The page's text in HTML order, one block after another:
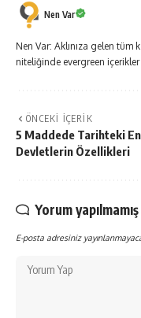
Nen Var
Nen Var: Aklınıza gelen tüm
niteliğinde evergreen
ÖNCEKI İÇERIK
5 Maddede Tarihteki
Devletlerin Özellikleri
Yorum yapılmamış
E-posta adresiniz